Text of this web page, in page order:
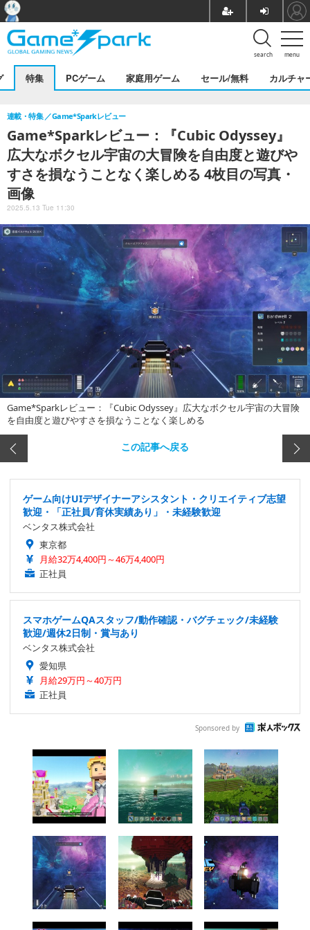
menu
search
特集 PCゲーム 家庭用ゲーム セール/無料 カルチャ
Game*Sparkレビュー：『Cubic Odyssey』
広大なボクセル宇宙の大冒険を自由度と遊びや
すさを損なうことなく楽しめる 4枚目の写真・
画像
連載・特集 Game*Sparkレビュー
2025.5.13 Tue 11:30
Game*Sparkレビュー：『Cubic Odyssey』広大なボクセル宇宙の大冒険
を自由度と遊びやすさを損なうことなく楽しめる
この記事へ戻る
ゲーム向けUIデザイナーアシスタント・クリエイティブ志望
歓迎・「正社員/育休実績あり」・未経験歓迎
ベンタス株式会社
東京都
月給32万4,400円～46万4,400円
正社員
スマホゲームQAスタッフ/動作確認・バグチェック/未経験
歓迎/週休2日制・賞与あり
ベンタス株式会社
愛知県
月給29万円～40万円
正社員
Sponsored by